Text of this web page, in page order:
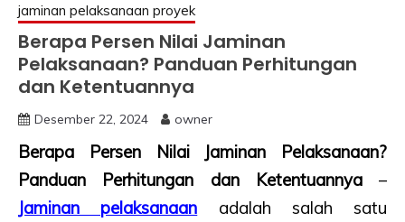
jaminan pelaksanaan proyek
Berapa Persen Nilai Jaminan
Pelaksanaan? Panduan Perhitungan
dan Ketentuannya
Desember 22, 2024 owner
Berapa Persen Nilai Jaminan Pelaksanaan?
Panduan Perhitungan dan Ketentuannya–
Jaminan pelaksanaan adalah salah satu